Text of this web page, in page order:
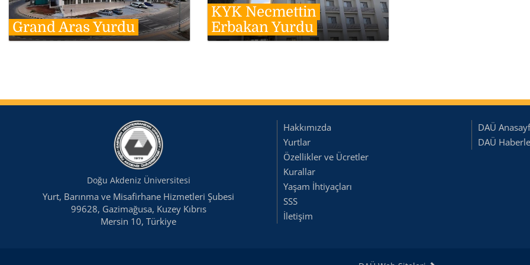
Grand Aras Yurdu
KYK Necmettin
Erbakan Yurdu
Doğu Akdeniz Üniversitesi
Yurt, Barınma ve Misafirhane Hizmetleri Şubesi
99628, Gazimağusa, Kuzey Kıbrıs
Mersin 10, Türkiye
Hakkımızda
Yurtlar
Özellikler ve Ücretler
Kurallar
Yaşam İhtiyaçları
SSS
İletişim
DAÜ
DAÜ